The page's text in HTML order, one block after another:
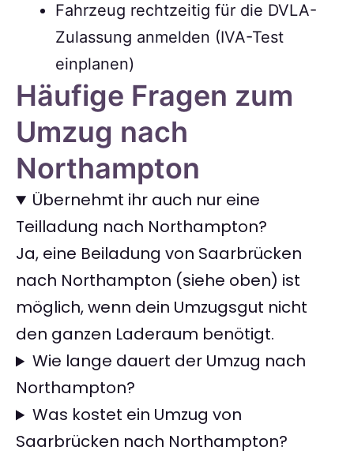
Fahrzeug rechtzeitig für die DVLA-
Zulassung anmelden (IVA-Test
einplanen)
Häufige Fragen zum
Umzug nach
Northampton
Übernehmt ihr auch nur eine
Teilladung nach Northampton?
Ja, eine Beiladung von Saarbrücken
nach Northampton (siehe oben) ist
möglich, wenn dein Umzugsgut nicht
den ganzen Laderaum benötigt.
Wie lange dauert der Umzug nach
Northampton?
Was kostet ein Umzug von
Saarbrücken nach Northampton?